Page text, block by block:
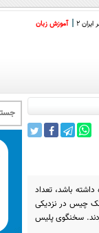
2 آموزش زبان
باشد، تعداد
چیس در نزدیکی
سخنگوی پلیس